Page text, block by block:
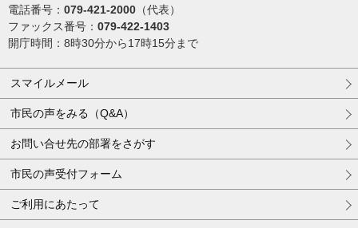
電話番号： 079-421-2000 （代表）
ファックス番号： 079-422-1403
開庁時間：8時30分から17時15分まで
スマイルメール
市民の声をみる（Q&A）
お問い合せ先の部署をさがす
市民の声受付フォーム
ご利用にあたって